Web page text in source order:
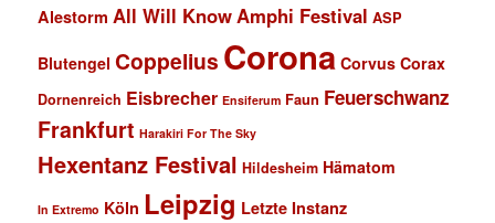
Alestorm All Will KnowAmphi Festival ASP
Blutengel Coppelius Corona Corvus Corax
Dornenreich Eisbrecher Ensiferum Faun Feuerschwanz
Frankfurt Harakiri For The Sky
Hexentanz Festival Hildesheim Hämatom
In Extremo Köln Leipzig Letzte Instanz